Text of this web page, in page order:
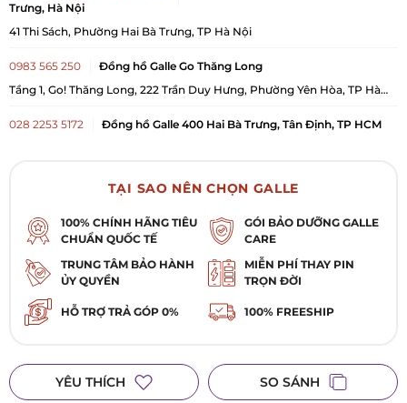
Trưng, Hà Nội
41 Thi Sách, Phường Hai Bà Trưng, TP Hà Nội
0983 565 250
Đồng hồ Galle Go Thăng Long
Tầng 1, Go! Thăng Long, 222 Trần Duy Hưng, Phường Yên Hòa, TP Hà
028 2253 5172
Đồng hồ Galle 400 Hai Bà Trưng, Tân Định, TP HCM
TẠI SAO NÊN CHỌN GALLE
100% CHÍNH HÃNG TIÊU
CHUẨN QUỐC TẾ
GÓI BẢO DƯỠNG GALLE
CARE
TRUNG TÂM BẢO HÀNH
ỦY QUYỀN
MIỄN PHÍ THAY PIN
TRỌN ĐỜI
HỖ TRỢ TRẢ GÓP 0% 100% FREESHIP
YÊU THÍCH SO SÁNH